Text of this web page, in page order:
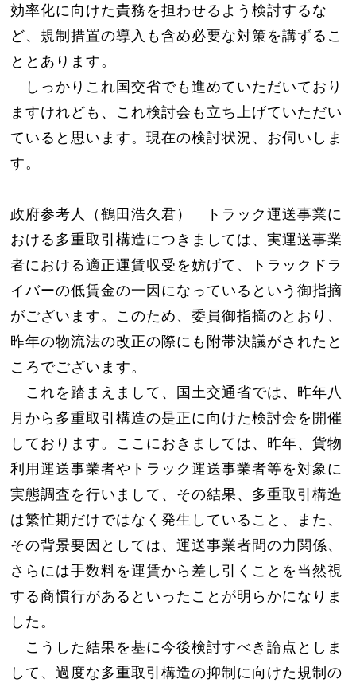
効率化に向けた責務を担わせるよう検討するな
ど、規制措置の導入も含め必要な対策を講ずるこ
ととあります。
しっかりこれ国交省でも進めていただいており
ますけれども、これ検討会も立ち上げていただい
ていると思います。現在の検討状況、お伺いしま
す。
政府参考人（鶴田浩久君） トラック運送事業に
おける多重取引構造につきましては、実運送事業
者における適正運賃収受を妨げて、トラックドラ
イバーの低賃金の一因になっているという御指摘
がございます。このため、委員御指摘のとおり、
昨年の物流法の改正の際にも附帯決議がされたと
ころでございます。
これを踏まえまして、国土交通省では、昨年八
月から多重取引構造の是正に向けた検討会を開催
しております。ここにおきましては、昨年、貨物
利用運送事業者やトラック運送事業者等を対象に
実態調査を行いまして、その結果、多重取引構造
は繁忙期だけではなく発生していること、また、
その背景要因としては、運送事業者間の力関係、
さらには手数料を運賃から差し引くことを当然視
する商慣行があるといったことが明らかになりま
した。
こうした結果を基に今後検討すべき論点としま
して、過度な多重取引構造の抑制に向けた規制の